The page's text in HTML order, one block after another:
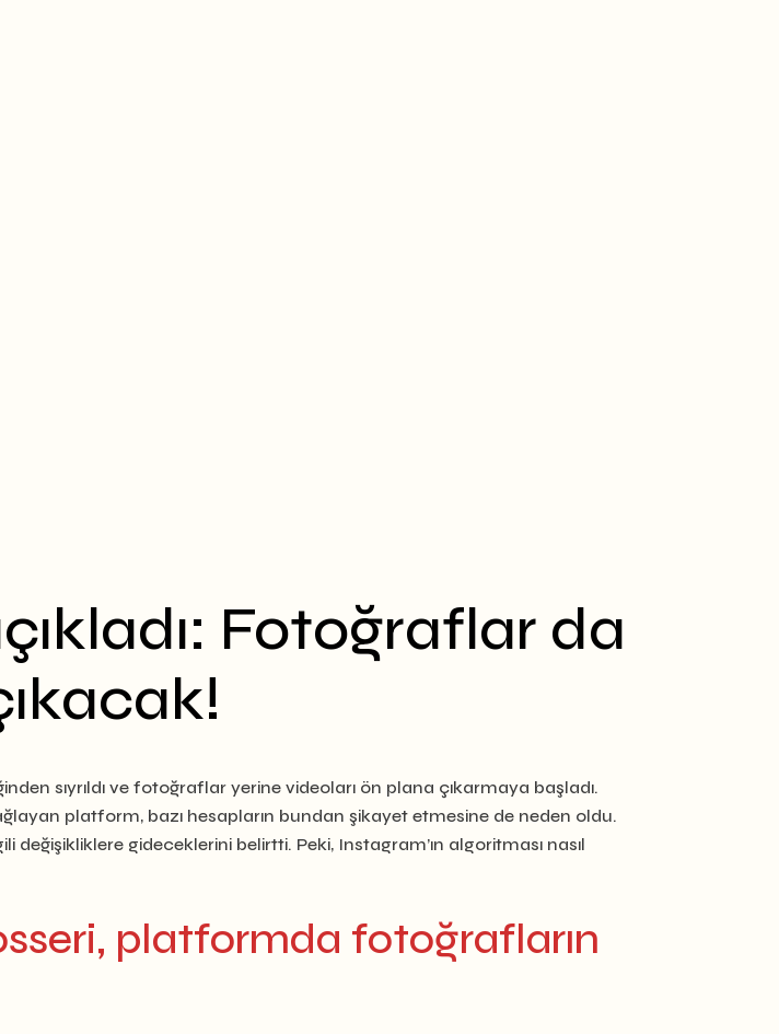
Fotoğraflar da
sıyrıldı ve fotoğraflar yerine videoları ön plana çıkarmaya başladı.
platform, bazı hesapların bundan şikayet etmesine de neden oldu.
gideceklerini belirtti. Peki, Instagram’ın algoritması nasıl
platformda fotoğrafların